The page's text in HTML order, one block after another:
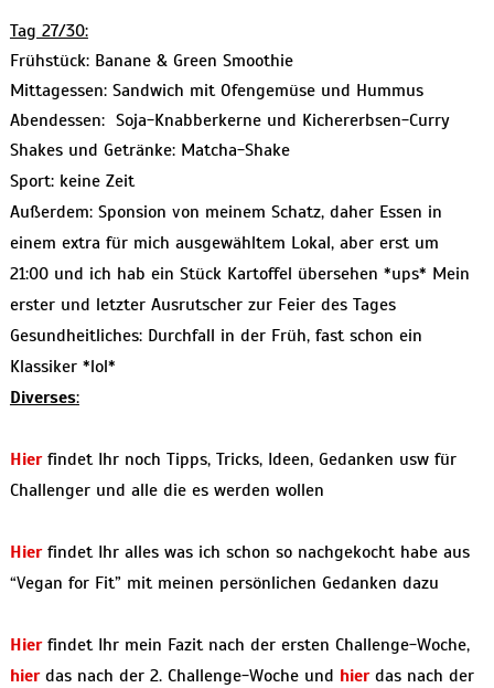
Tag 27/30:
Frühstück: Banane & Green Smoothie
Mittagessen: Sandwich mit Ofengemüse und Hummus
Abendessen: Soja-Knabberkerne und Kichererbsen-Curry
Shakes und Getränke: Matcha-Shake
Sport: keine Zeit
Außerdem: Sponsion von meinem Schatz, daher Essen in
einem extra für mich ausgewähltem Lokal, aber erst um
21:00 und ich hab ein Stück Kartoffel übersehen *ups* Mein
erster und letzter Ausrutscher zur Feier des Tages
Gesundheitliches: Durchfall in der Früh, fast schon ein
Klassiker *lol*
Diverses:
Hier findet Ihr noch Tipps, Tricks, Ideen, Gedanken usw für
Challenger und alle die es werden wollen
Hier findet Ihr alles was ich schon so nachgekocht habe aus
“Vegan for Fit” mit meinen persönlichen Gedanken dazu
Hier findet Ihr mein Fazit nach der ersten Challenge-Woche,
hier das nach der 2. Challenge-Woche und hier das nach der